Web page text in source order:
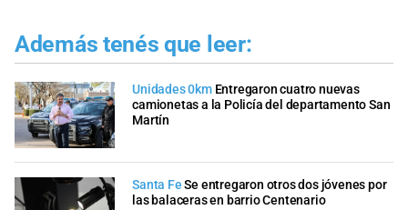
Además tenés que leer:
Unidades 0km Entregaron cuatro nuevas
camionetas a la Policía del departamento San
Martín
Santa FeSe entregaron otros dos jóvenes por
las balaceras en barrio Centenario